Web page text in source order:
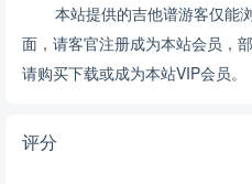
本站提供的吉他谱游客仅能
面，请客官注册成为本站会员，
请购买下载或成为本站VIP会员。
评分